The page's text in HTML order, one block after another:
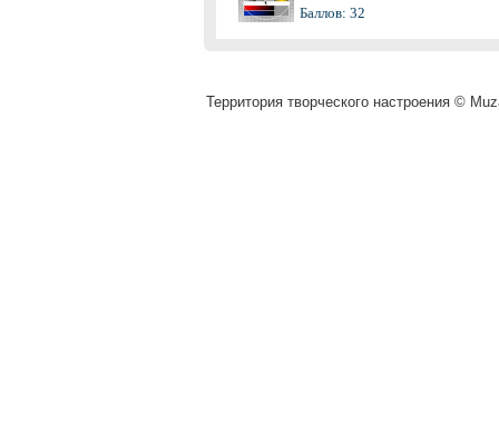
Баллов: 32
Территория творческого настроения ©